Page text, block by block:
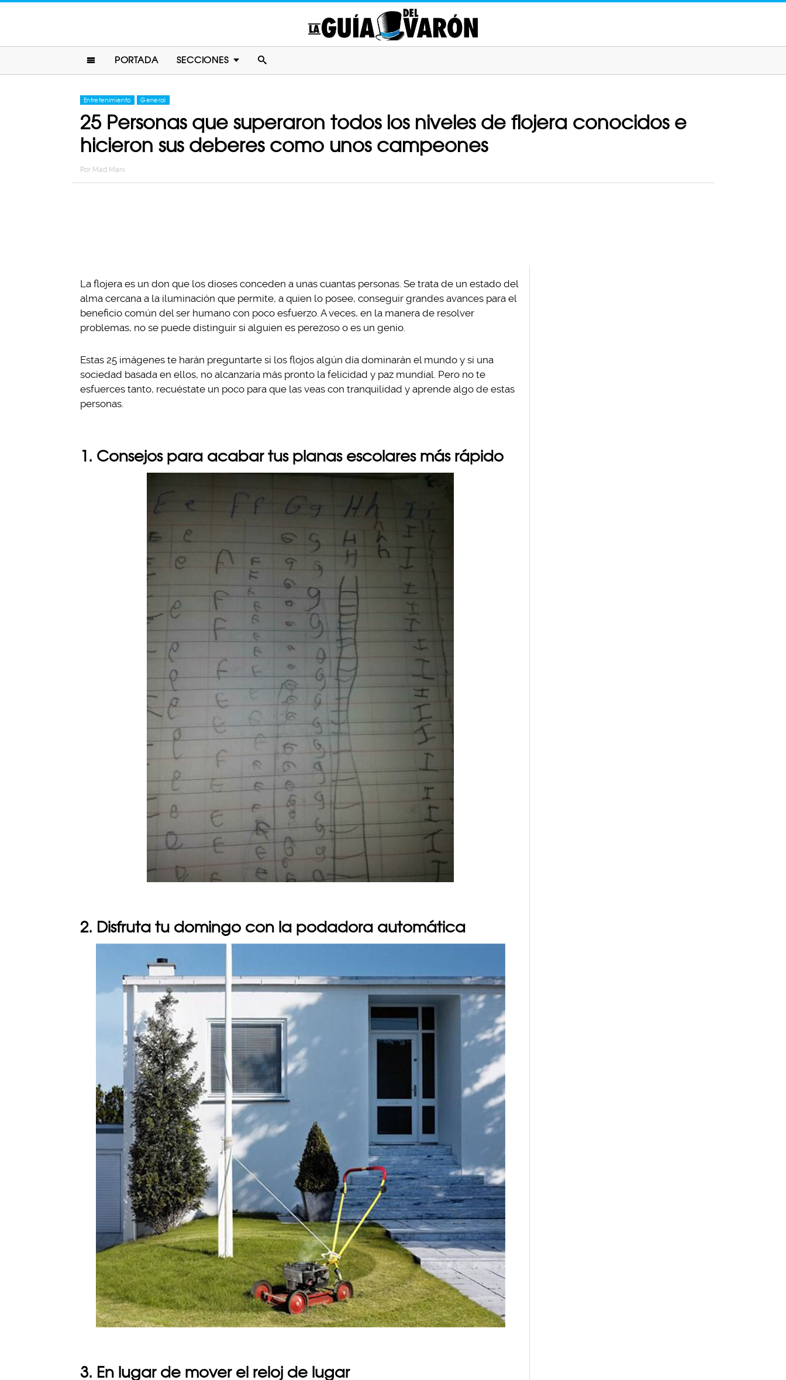
PORTADA SECCIONES
Entretenimiento General
25 Personas que superaron todos los niveles de flojera conocidos e
hicieron sus deberes como unos campeones
Por Mad Marx
La flojera es un don que los dioses conceden a unas cuantas personas. Se trata de un estado del
alma cercana a la iluminación que permite, a quien lo posee, conseguir grandes avances para el
beneficio común del ser humano con poco esfuerzo. A veces, en la manera de resolver
problemas, no se puede distinguir si alguien es perezoso o es un genio.
Estas 25 imágenes te harán preguntarte si los flojos algún día dominarán el mundo y si una
sociedad basada en ellos, no alcanzaría más pronto la felicidad y paz mundial. Pero no te
esfuerces tanto, recuéstate un poco para que las veas con tranquilidad y aprende algo de estas
personas.
1. Consejos para acabar tus planas escolares más rápido
2. Disfruta tu domingo con la podadora automática
3. En lugar de mover el reloj de lugar